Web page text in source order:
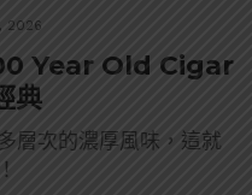
2026
Year Old Cigar
典
層次的濃厚風味，這就